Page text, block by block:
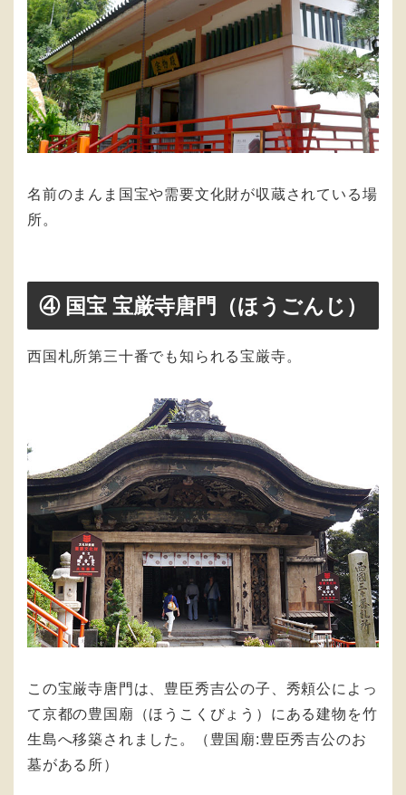
名前のまんま国宝や需要文化財が収蔵されている場
所。
④ 国宝 宝厳寺唐門（ほうごんじ）
西国札所第三十番でも知られる宝厳寺。
この宝厳寺唐門は、豊臣秀吉公の子、秀頼公によっ
て京都の豊国廟（ほうこくびょう）にある建物を竹
生島へ移築されました。（豊国廟:豊臣秀吉公のお
墓がある所）